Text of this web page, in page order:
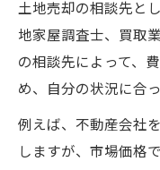
土地売却の相談先と
地家屋調査士、買取
の相談先によって、
め、自分の状況に合
例えば、不動産会社
しますが、市場価格